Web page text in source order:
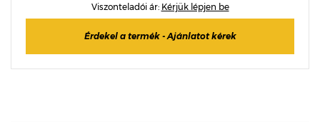
Viszonteladói ár: Kérjük lépjen be
Érdekel a termék - Ajánlatot kérek